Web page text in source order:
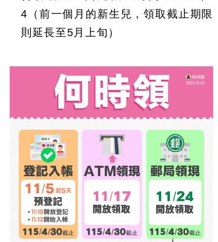
4（前一個月的新生兒，領取截止期限
則延長至5月上旬）